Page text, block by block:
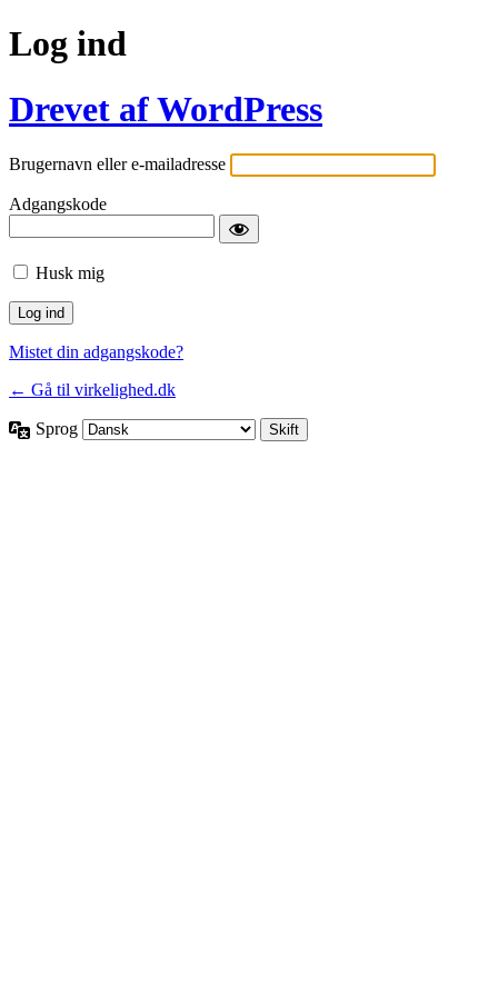
Log ind
Drevet af WordPress
Brugernavn eller e-mailadresse
Adgangskode
Husk mig
Mistet din adgangskode?
← Gå til virkelighed.dk
Sprog